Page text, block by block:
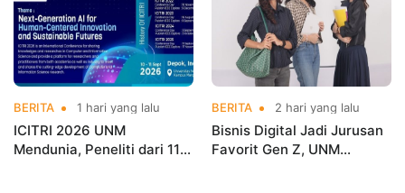
BERITA 1 hari yang lalu
ICITRI 2026 UNM
Mendunia, Peneliti dari 11
BERITA 2 hari yang lalu
Bisnis Digital Jadi Jurusan
Favorit Gen Z, UNM